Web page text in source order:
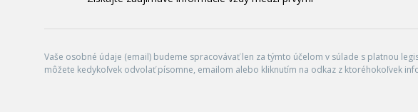
Vaše osobné údaje (email) budeme spracovávať len za týmto účelom v súlade s platnou
môžete kedykoľvek odvolať písomne, emailom alebo kliknutím na odkaz z ktoréhokoľvek